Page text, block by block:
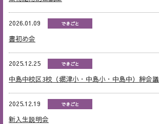
2026.01.09 できごと
書初め会
2025.12.25 できごと
中島中校区3校（堀津小・中島小・中島中）絆会議
2025.12.19 できごと
新入生説明会